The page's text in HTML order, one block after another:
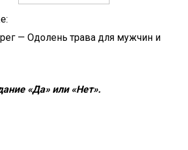
— Одолень трава для мужчин и
«Да» или «Нет».